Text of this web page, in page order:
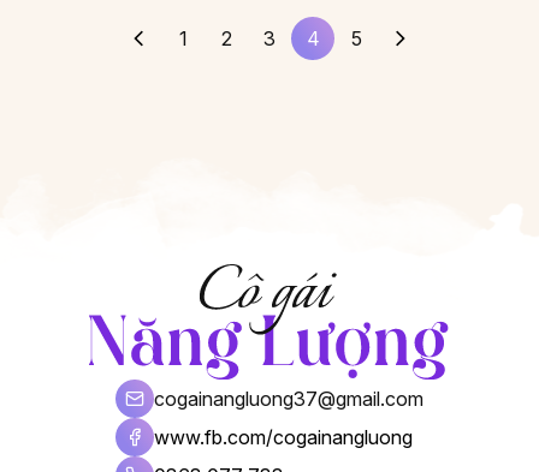
1
2 3 4 5
cogainangluong37@gmail.com
www.fb.com/cogainangluong